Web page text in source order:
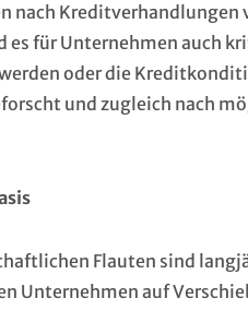
nach
es für Unternehmen auch
oder die
und zugleich nach
Flauten sind
Unternehmen auf